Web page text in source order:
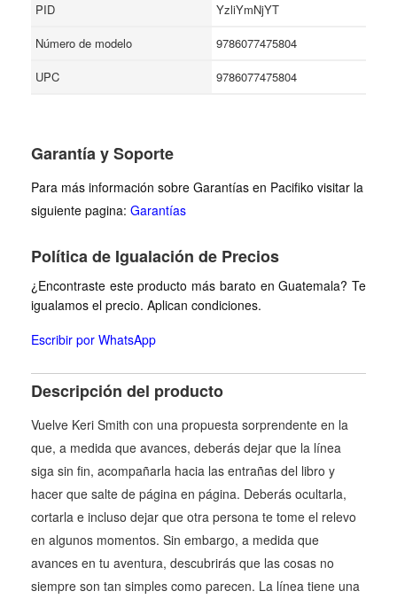
PID
YzliYmNjYT
Número de modelo
9786077475804
UPC
9786077475804
Garantía y Soporte
Para más información sobre Garantías en Pacifiko visitar la
siguiente pagina: Garantías
Política de Igualación de Precios
¿Encontraste este producto más barato en Guatemala? Te
igualamos el precio. Aplican condiciones.
Escribir por WhatsApp
Descripción del producto
Vuelve Keri Smith con una propuesta sorprendente en la
que, a medida que avances, deberás dejar que la línea
siga sin fin, acompañarla hacia las entrañas del libro y
hacer que salte de página en página. Deberás ocultarla,
cortarla e incluso dejar que otra persona te tome el relevo
en algunos momentos. Sin embargo, a medida que
avances en tu aventura, descubrirás que las cosas no
siempre son tan simples como parecen. La línea tiene una